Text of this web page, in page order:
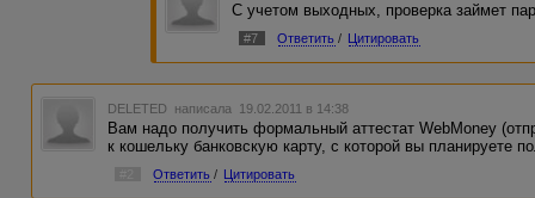
С учетом выходных, проверка займет
#7 Ответить / Цитировать
DELETED написала 19.02.2011 в 14:38
Вам надо получить формальный аттестат WebMoney
к кошельку банковскую карту, с которой вы планируете
Ответить / Цитировать